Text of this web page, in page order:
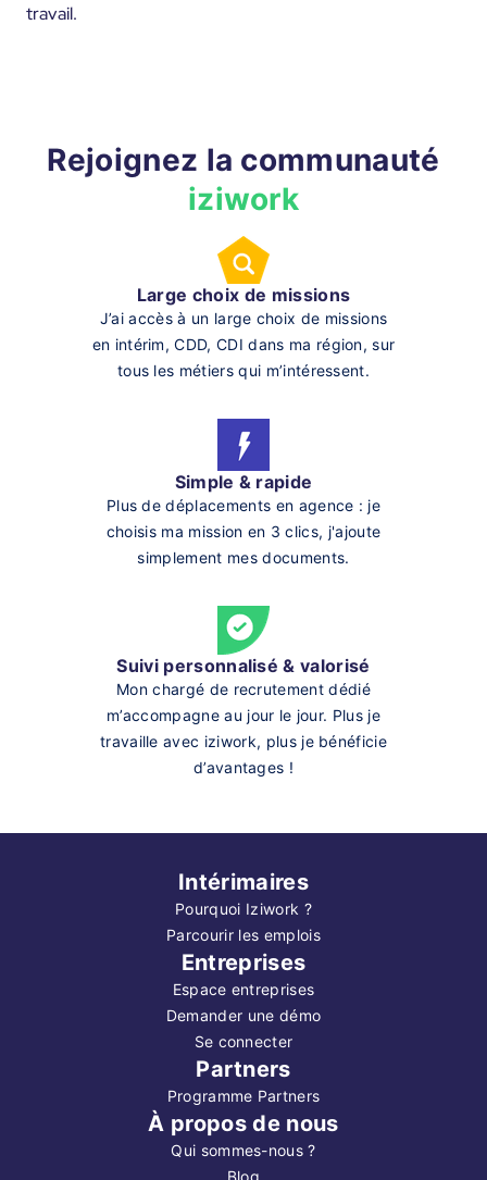
travail.
Rejoignez la communauté
iziwork
Large choix de missions
J’ai accès à un large choix de missions
en intérim, CDD, CDI dans ma région, sur
tous les métiers qui m’intéressent.
Simple & rapide
Plus de déplacements en agence : je
choisis ma mission en 3 clics, j'ajoute
simplement mes documents.
Suivi personnalisé & valorisé
Mon chargé de recrutement dédié
m’accompagne au jour le jour. Plus je
travaille avec iziwork, plus je bénéficie
d’avantages !
Intérimaires
Pourquoi Iziwork ?
Parcourir les emplois
Entreprises
Espace entreprises
Demander une démo
Se connecter
Partners
Programme Partners
À propos de nous
Qui sommes-nous ?
Blog